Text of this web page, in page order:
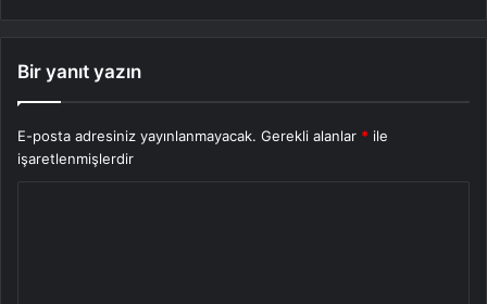
Bir yanıt yazın
E-posta adresiniz yayınlanmayacak. Gerekli alanlar * ile
işaretlenmişlerdir